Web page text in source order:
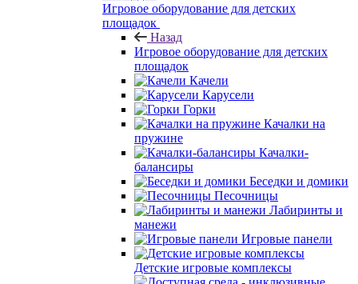
Игровое оборудование для детских
площадок
Назад
Игровое оборудование для детских
площадок
Качели
Карусели
Горки
Качалки на
пружине
Качалки-
балансиры
Беседки и домики
Песочницы
Лабиринты и
манежи
Игровые панели
Детские игровые комплексы